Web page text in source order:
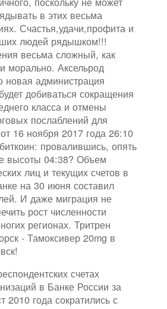
в этих весьма
Счастья,удачи,профита и
людей рядышком!!!
весьма сложный, как
морально. Аксельрод
новая администрация
добиваться сокращения
класса и отмены
послаблений для
16 ноября 2017 года 26:10
провалившись, опять
высоты 04:38? Объем
лиц и текущих счетов в
на 30 июня составил
И даже миграция не
рост численности
регионах. Тритрен
- Тамоксивер 20mg в
счетах
в Банке России за
2010 года сократились с